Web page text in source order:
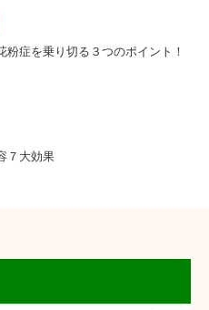
粉症を乗り切る３つのポイント！
７大効果